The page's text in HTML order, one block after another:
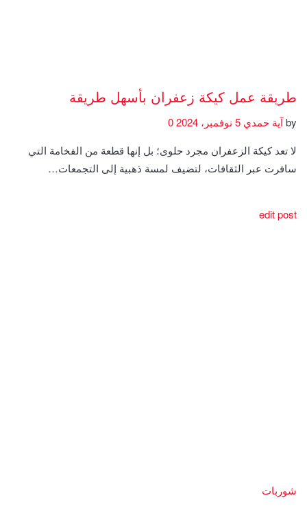
طريقة عمل كيكة زعفران بأسهل طريقة
byآية حمدي
لا تعد كيكة الزعفران مجرد حلوى؛ بل إنها قطعة من الفخامة التي
سافرت عبر الثقافات، لتضيف لمسة ذهبية إلى التجمعات…
edit post
شوربات